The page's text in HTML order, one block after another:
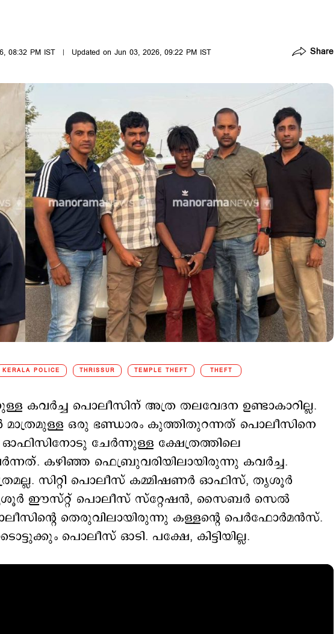
08:32 PM IST Updated on Jun 03, 2026, 09:22 PM IST Share
KERALA POLICE THRISSUR TEMPLE THEFT THEFT
കവര്‍ച്ച പൊലീസിന് അത്ര തലവേദന ഉണ്ടാകാറില്ല.
മാത്രമുള്ള ഒരു ഭണ്ഡാരം കുത്തിതുറന്നത് പൊലീസിനെ
ഓഫിസിനോടു ചേര്‍ന്നുള്ള ക്ഷേത്രത്തിലെ
കഴിഞ്ഞ ഫെബ്രുവരിയിലായിരുന്നു കവര്‍ച്ച.
സിറ്റി പൊലീസ് കമ്മിഷണര്‍ ഓഫിസ്, തൃശൂര്‍
ഈസ്റ്റ് പൊലീസ് സ്റ്റേഷന്‍, സൈബര്‍ സെല്‍
തെരുവിലായിരുന്നു കള്ളന്‍റെ പെര്‍ഫോര്‍മന്‍സ്.
പൊലീസ് ഓടി. പക്ഷേ, കിട്ടിയില്ല.